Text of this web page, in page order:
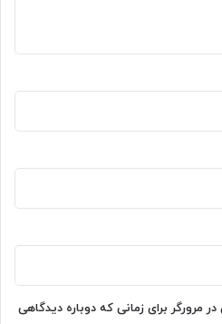
مرورگر برای زمانی که دوباره دیدگاهی